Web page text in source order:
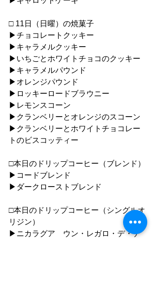
□ 11日（日曜）の焼菓子
▶︎チョコレートクッキー
▶︎キャラメルクッキー
▶︎いちごとホワイトチョコのクッキー
▶︎キャラメルパウンド
▶︎オレンジパウンド
▶︎ロッキーロードブラウニー
▶︎レモンスコーン
▶︎クランベリーとオレンジのスコーン
▶︎クランベリーとホワイトチョコレー
トのビスコッティー
□本日のドリップコーヒー（ブレンド）
▶︎コードブレンド
▶︎ダークローストブレンド
□本日のドリップコーヒー（シングルオ
リジン）
▶︎ニカラグア　ウン・レガロ・デ・デ